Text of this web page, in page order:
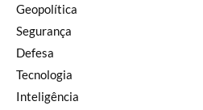
Geopolítica
Segurança
Defesa
Tecnologia
Inteligência